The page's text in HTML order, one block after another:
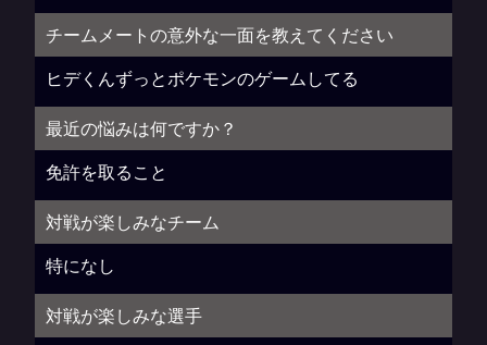
チームメートの意外な一面を教えてください
ヒデくんずっとポケモンのゲームしてる
最近の悩みは何ですか？
免許を取ること
対戦が楽しみなチーム
特になし
対戦が楽しみな選手